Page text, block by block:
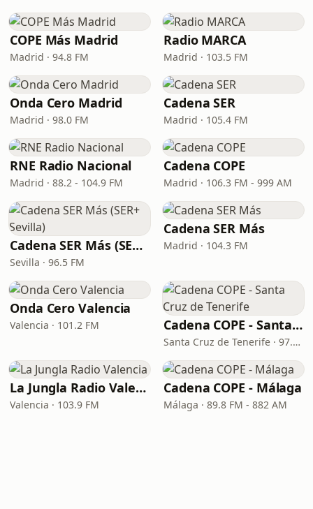
COPE Más Madrid
Madrid · 94.8 FM
Radio MARCA
Madrid · 103.5 FM
Onda Cero Madrid
Madrid · 98.0 FM
Cadena SER
Madrid · 105.4 FM
RNE Radio Nacional
Madrid · 88.2 - 104.9 FM
Cadena COPE
Madrid · 106.3 FM - 999 AM
Cadena SER Más (SER+ Sevilla)
Sevilla · 96.5 FM
Cadena SER Más
Madrid · 104.3 FM
Onda Cero Valencia
Valencia · 101.2 FM Cadena COPE - Santa Cruz de Tenerife
Santa Cruz de Tenerife · 97.1 FM - 882 AM
La Jungla Radio Valencia
Valencia · 103.9 FM
Cadena COPE - Málaga
Málaga · 89.8 FM - 882 AM